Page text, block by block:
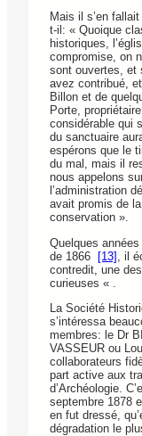
Mais il s’en
t-il: « Quoique
historiques,
compromise, on
sont ouvertes, et
avez contribué,
Billon et de
Porte,
considérable qui
du sanctuaire
espérons que le
du mal, mais il
nous appelons
l’administration
avait promis de
conservation ».
Quelques
de 1866 [13] , il
contredit, une
curieuses « .
La Société
s’intéressa
membres: le Dr
VASSEUR ou
collaborateurs
part active aux
d’Archéologie.
septembre 1878
en fut dressé,
dégradation le